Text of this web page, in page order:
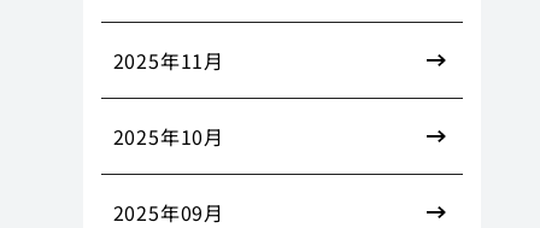
2025年11月
2025年10月
2025年09月